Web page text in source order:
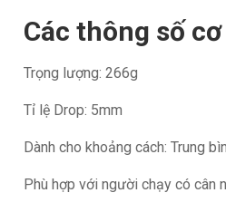
Các thông số
Trọng lượng: 266g
Tỉ lệ Drop: 5mm
Dành cho khoảng cách: Trung
Phù hợp với người chạy có cân